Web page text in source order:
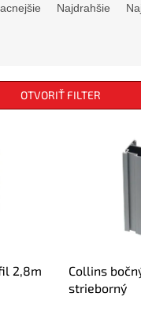
Najdrahšie
OTVORIŤ FILTER
2,8m
Collins
strieborný